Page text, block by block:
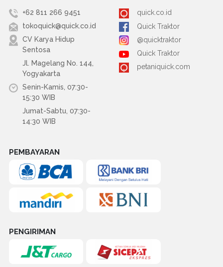
+62 811 266 9451
tokoquick@quick.co.id
CV Karya Hidup
Sentosa
Jl. Magelang No. 144,
Yogyakarta
Senin-Kamis, 07:30-
15:30 WIB
Jumat-Sabtu, 07:30-
14:30 WIB
quick.co.id
Quick Traktor
@quicktraktor
Quick Traktor
petaniquick.com
PEMBAYARAN
PENGIRIMAN